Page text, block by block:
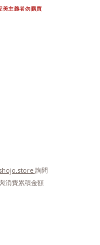
美主義者勿購買
詢問
消費累積金額